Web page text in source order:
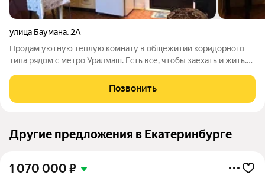
улица Баумана, 2А
Продам уютную теплую комнату в общежитии коридорного
типа рядом с метро Уралмаш. Есть все, чтобы заехать и жить.
стулья, стол), плитка для готовки. Санузлы после ремонта с
индивидуальным
Позвонить
Другие предложения в Екатеринбурге
1 070 000 ₽